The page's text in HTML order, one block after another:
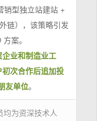
销型独立站建站 +
链），该策略引发
案。
业和制造业工
次合作后追加投
友单位。
均为资深技术人